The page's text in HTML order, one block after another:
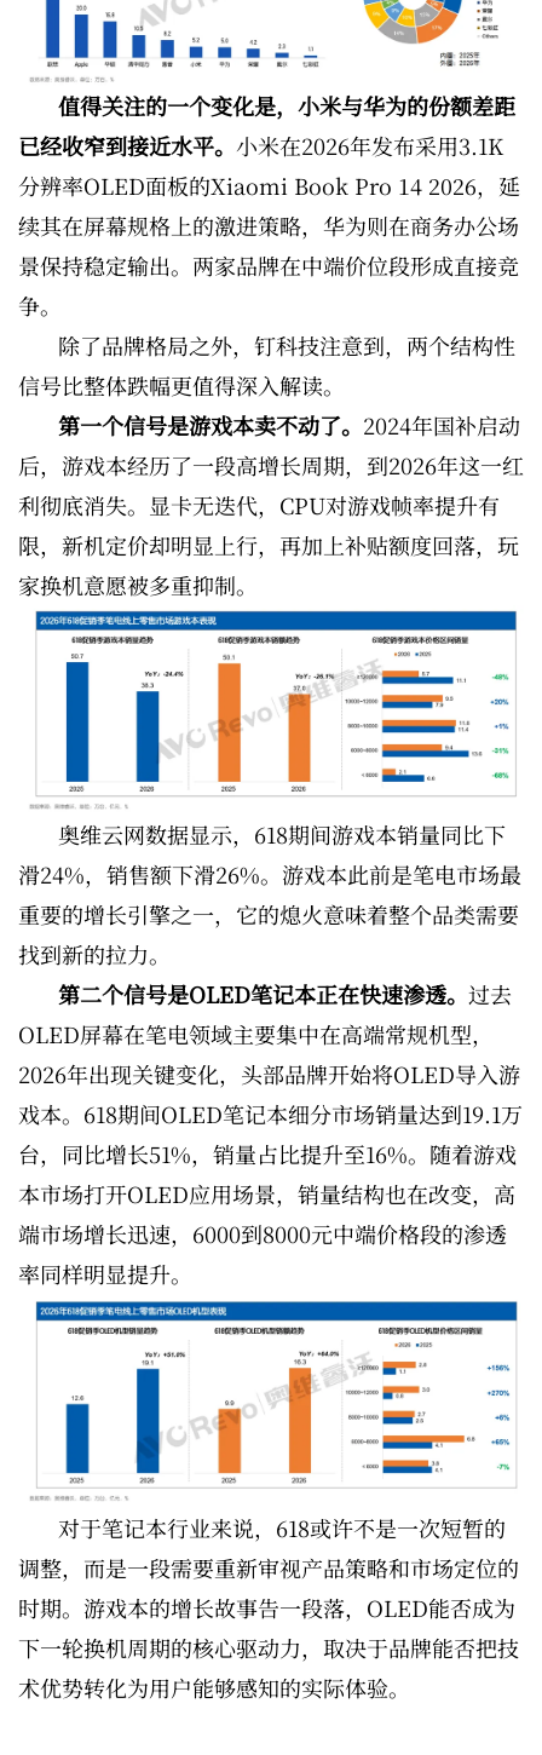
值得关注的一个变化是，小米与华为的份额差距
已经收窄到接近水平。 小米在2026年发布采用3.1K
分辨率OLED面板的Xiaomi Book Pro 14 2026，延
续其在屏幕规格上的激进策略，华为则在商务办公场
景保持稳定输出。两家品牌在中端价位段形成直接竞
争。
除了品牌格局之外，钉科技注意到，两个结构性
信号比整体跌幅更值得深入解读。
第一个信号是游戏本卖不动了。 2024年国补启动
后，游戏本经历了一段高增长周期，到2026年这一红
利彻底消失。显卡无迭代，CPU对游戏帧率提升有
限，新机定价却明显上行，再加上补贴额度回落，玩
家换机意愿被多重抑制。
奥维云网数据显示，618期间游戏本销量同比下
滑24%，销售额下滑26%。游戏本此前是笔电市场最
重要的增长引擎之一，它的熄火意味着整个品类需要
找到新的拉力。
第二个信号是OLED笔记本正在快速渗透。 过去
OLED屏幕在笔电领域主要集中在高端常规机型，
2026年出现关键变化，头部品牌开始将OLED导入游
戏本。618期间OLED笔记本细分市场销量达到19.1万
台，同比增长51%，销量占比提升至16%。随着游戏
本市场打开OLED应用场景，销量结构也在改变，高
端市场增长迅速，6000到8000元中端价格段的渗透
率同样明显提升。
对于笔记本行业来说，618或许不是一次短暂的
调整，而是一段需要重新审视产品策略和市场定位的
时期。游戏本的增长故事告一段落，OLED能否成为
下一轮换机周期的核心驱动力，取决于品牌能否把技
术优势转化为用户能够感知的实际体验。